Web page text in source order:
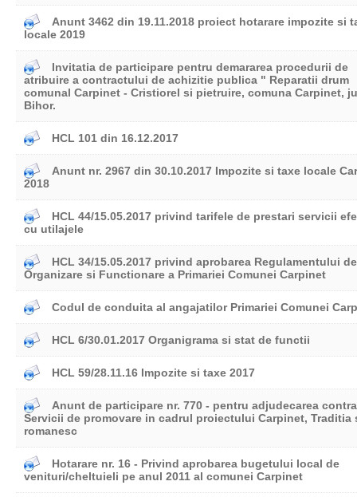
Anunt 3462 din 19.11.2018 proiect hotarare impozite si
locale 2019
Invitatia de participare pentru demararea procedurii de
atribuire a contractului de achizitie publica " Reparatii drum
comunal Carpinet - Cristiorel si pietruire, comuna Carpinet,
Bihor.
HCL 101 din 16.12.2017
Anunt nr. 2967 din 30.10.2017 Impozite si taxe locale
2018
HCL 44/15.05.2017 privind tarifele de prestari servicii
cu utilajele
HCL 34/15.05.2017 privind aprobarea Regulamentului de
Organizare si Functionare a Primariei Comunei Carpinet
Codul de conduita al angajatilor Primariei Comunei
HCL 6/30.01.2017 Organigrama si stat de functii
HCL 59/28.11.16 Impozite si taxe 2017
Anunt de participare nr. 770 - pentru adjudecarea
Servicii de promovare in cadrul proiectului Carpinet, Traditia
romanesc
Hotarare nr. 16 - Privind aprobarea bugetului local de
venituri/cheltuieli pe anul 2011 al comunei Carpinet